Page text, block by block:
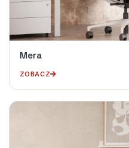
Mera
ZOBACZ